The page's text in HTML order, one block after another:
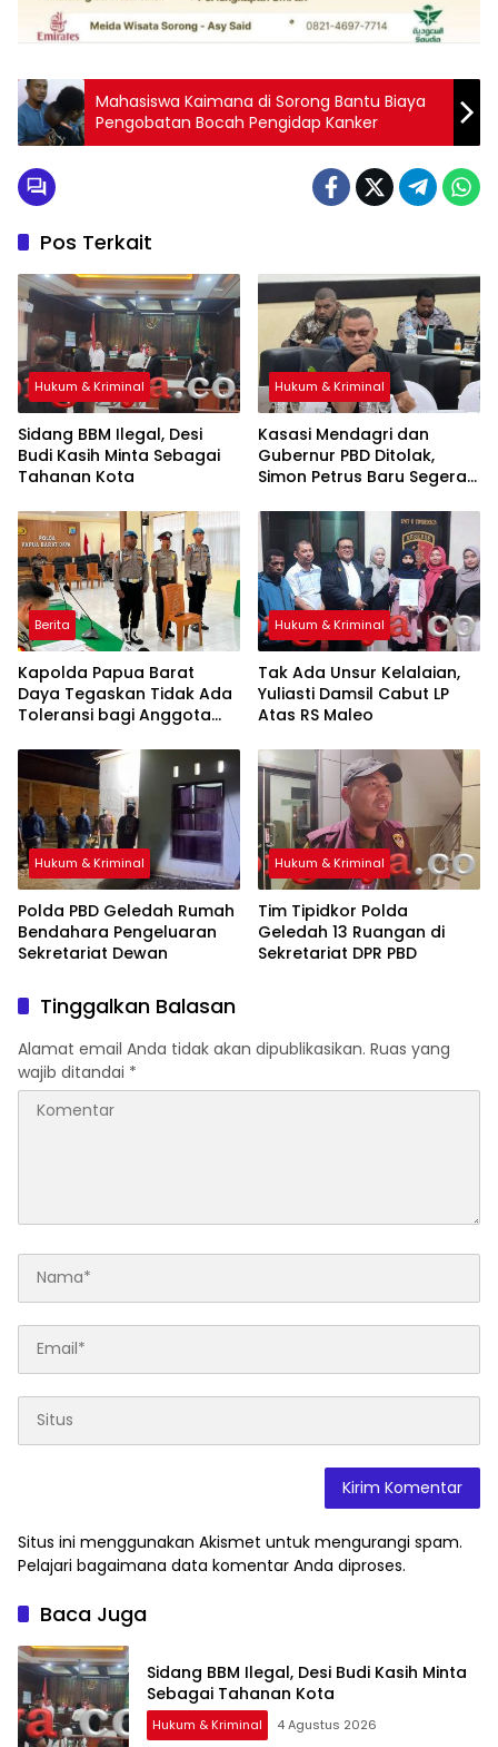
Mahasiswa Kaimana di Sorong Bantu Biaya
Pengobatan Bocah Pengidap Kanker
Pos Terkait
Hukum & Kriminal
Sidang BBM Ilegal, Desi
Budi Kasih Minta Sebagai
Tahanan Kota
Hukum & Kriminal
Kasasi Mendagri dan
Gubernur PBD Ditolak,
Simon Petrus Baru Segera
Berita
Kapolda Papua Barat
Daya Tegaskan Tidak Ada
Toleransi bagi Anggota
Hukum & Kriminal
Tak Ada Unsur Kelalaian,
Yuliasti Damsil Cabut LP
Atas RS Maleo
Hukum & Kriminal
Polda PBD Geledah Rumah
Bendahara Pengeluaran
Sekretariat Dewan
Hukum & Kriminal
Tim Tipidkor Polda
Geledah 13 Ruangan di
Sekretariat DPR PBD
Tinggalkan Balasan
Alamat email Anda tidak akan dipublikasikan. Ruas yang
wajib ditandai *
Situs ini menggunakan Akismet untuk mengurangi spam.
Pelajari bagaimana data komentar Anda diproses.
Baca Juga
Sidang BBM Ilegal, Desi Budi Kasih Minta
Sebagai Tahanan Kota
Hukum & Kriminal 4 Agustus 2026